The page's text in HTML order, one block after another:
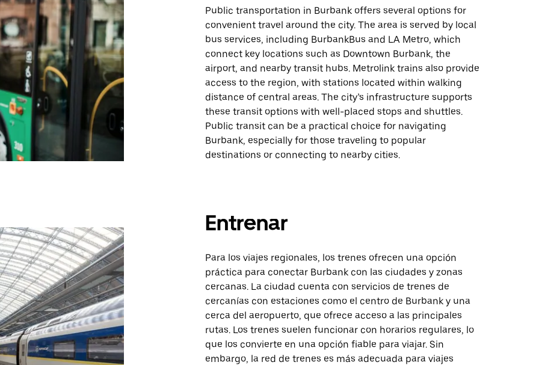
Public transportation in Burbank offers several options for
convenient travel around the city. The area is served by local
bus services, including BurbankBus and LA Metro, which
connect key locations such as Downtown Burbank, the
airport, and nearby transit hubs. Metrolink trains also provide
access to the region, with stations located within walking
distance of central areas. The city’s infrastructure supports
these transit options with well-placed stops and shuttles.
Public transit can be a practical choice for navigating
Burbank, especially for those traveling to popular
destinations or connecting to nearby cities.
Entrenar
Para los viajes regionales, los trenes ofrecen una opción
práctica para conectar Burbank con las ciudades y zonas
cercanas. La ciudad cuenta con servicios de trenes de
cercanías con estaciones como el centro de Burbank y una
cerca del aeropuerto, que ofrece acceso a las principales
rutas. Los trenes suelen funcionar con horarios regulares, lo
que los convierte en una opción fiable para viajar. Sin
embargo, la red de trenes es más adecuada para viajes